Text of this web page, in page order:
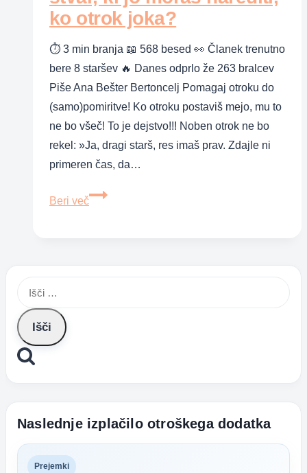
ko otrok joka?
⏱ 3 min branja 📖 568 besed 👀 Članek trenutno
bere 8 staršev 🔥 Danes odprlo že 263 bralcev
Piše Ana Bešter Bertoncelj Pomagaj otroku do
(samo)pomiritve! Ko otroku postaviš mejo, mu to
ne bo všeč! To je dejstvo!!! Noben otrok ne bo
rekel: »Ja, dragi starš, res imaš prav. Zdajle ni
primeren čas, da…
Beri več
Kaj
jo
otrok
joka?
Išči:
Naslednje izplačilo otroškega dodatka
Prejemki